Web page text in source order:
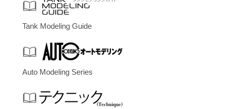
Tank Modeling Guide
Auto Modeling Series